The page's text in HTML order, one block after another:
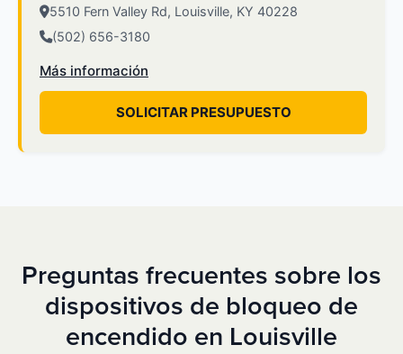
5510 Fern Valley Rd, Louisville, KY 40228
(502) 656-3180
Más información
SOLICITAR PRESUPUESTO
Preguntas frecuentes sobre los
dispositivos de bloqueo de
encendido en Louisville